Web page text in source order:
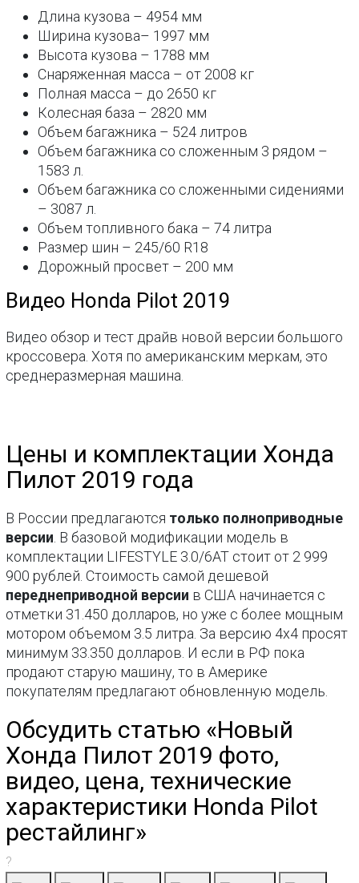
Длина кузова – 4954 мм
Ширина кузова– 1997 мм
Высота кузова – 1788 мм
Снаряженная масса – от 2008 кг
Полная масса – до 2650 кг
Колесная база – 2820 мм
Объем багажника – 524 литров
Объем багажника со сложенным 3 рядом –
1583 л.
Объем багажника со сложенными сидениями
– 3087 л.
Объем топливного бака – 74 литра
Размер шин – 245/60 R18
Дорожный просвет – 200 мм
Видео Honda Pilot 2019
Видео обзор и тест драйв новой версии большого
кроссовера. Хотя по американским меркам, это
среднеразмерная машина.
Цены и комплектации Хонда
Пилот 2019 года
В России предлагаются только полноприводные
версии. В базовой модификации модель в
комплектации LIFESTYLE 3.0/6AT стоит от 2 999
900 рублей. Стоимость самой дешевой
переднеприводной версии в США начинается с
отметки 31.450 долларов, но уже с более мощным
мотором объемом 3.5 литра. За версию 4х4 просят
минимум 33.350 долларов. И если в РФ пока
продают старую машину, то в Америке
покупателям предлагают обновленную модель.
Обсудить статью «Новый
Хонда Пилот 2019 фото,
видео, цена, технические
характеристики Honda Pilot
рестайлинг»
?